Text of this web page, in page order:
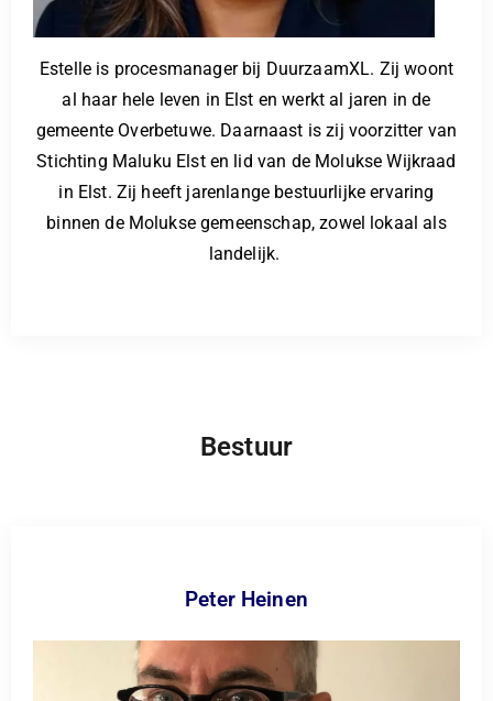
Estelle is procesmanager bij DuurzaamXL. Zij woont
al haar hele leven in Elst en werkt al jaren in de
gemeente Overbetuwe. Daarnaast is zij voorzitter van
Stichting Maluku Elst en lid van de Molukse Wijkraad
in Elst. Zij heeft jarenlange bestuurlijke ervaring
binnen de Molukse gemeenschap, zowel lokaal als
landelijk.
Bestuur
Peter Heinen